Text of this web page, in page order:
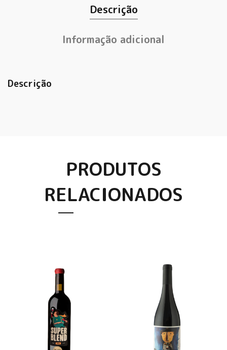
Descrição
Informação adicional
Descrição
PRODUTOS
RELACIONADOS